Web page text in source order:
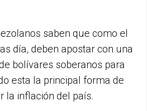
saben que como el
día, deben apostar con una
bolívares soberanos para
esta la principal forma de
la inflación del país.